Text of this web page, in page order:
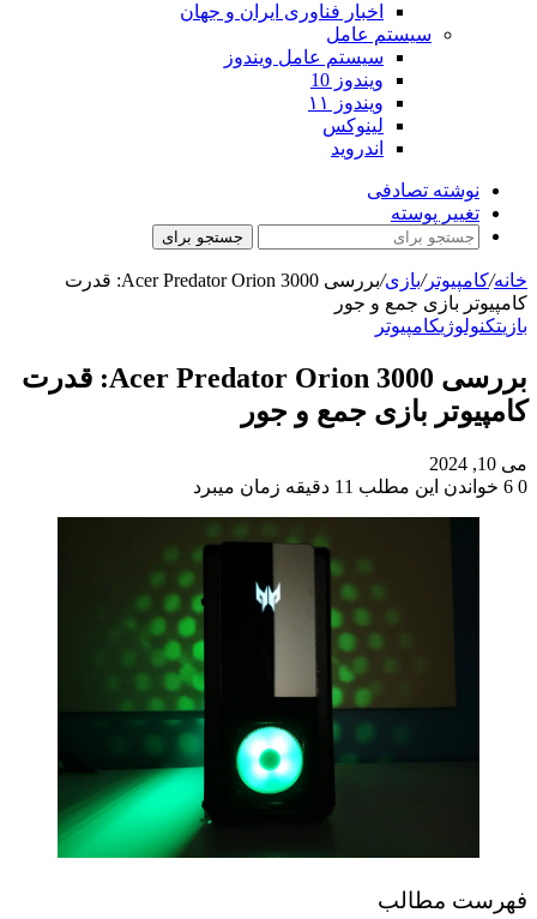
اخبار فناوری ایران و جهان
سیستم عامل
سیستم عامل ویندوز
ویندوز 10
ویندوز ۱۱
لینوکس
اندروید
نوشته تصادفی
تغییر پوسته
جستجو برای
خانه/کامپیوتر/بازی/
بررسی Acer Predator Orion 3000: قدرت
کامپیوتر بازی جمع و جور
بازیتکنولوژیکامپیوتر
بررسی Acer Predator Orion 3000: قدرت
کامپیوتر بازی جمع و جور
می 10, 2024
0
خواندن این مطلب 11 دقیقه زمان میبرد
فهرست مطالب